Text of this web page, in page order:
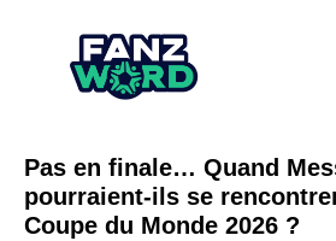
Pas en finale… Quand
pourraient-ils se
Coupe du Monde 2026 ?